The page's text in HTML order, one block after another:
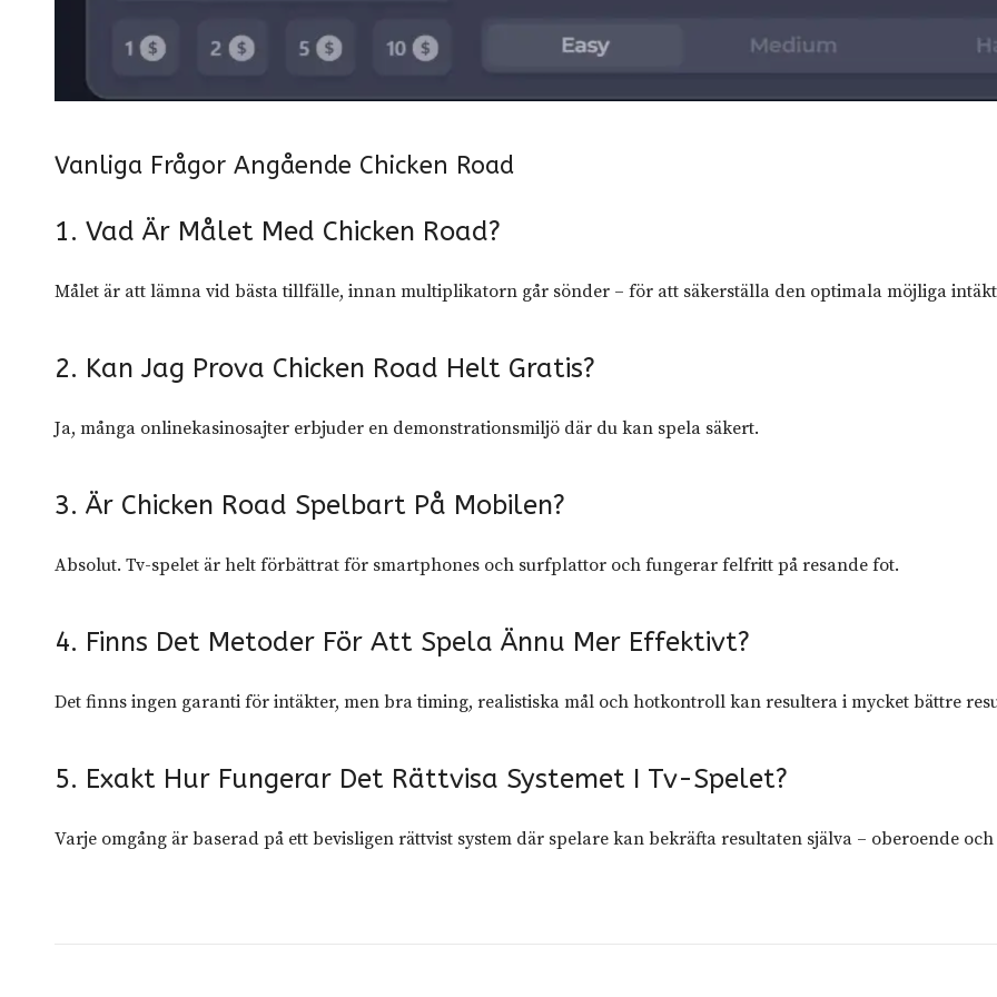
Vanliga Frågor Angående Chicken Road
1. Vad Är Målet Med Chicken Road?
Målet är att lämna vid bästa tillfälle, innan multiplikatorn går sönder – för att säkerställa den optimala möjliga
2. Kan Jag Prova Chicken Road Helt Gratis?
Ja, många onlinekasinosajter erbjuder en demonstrationsmiljö där du kan spela säkert.
3. Är Chicken Road Spelbart På Mobilen?
Absolut. Tv-spelet är helt förbättrat för smartphones och surfplattor och fungerar felfritt på resande fot.
4. Finns Det Metoder För Att Spela Ännu Mer Effektivt?
Det finns ingen garanti för intäkter, men bra timing, realistiska mål och hotkontroll kan resultera i mycket bättre
5. Exakt Hur Fungerar Det Rättvisa Systemet I Tv-Spelet?
Varje omgång är baserad på ett bevisligen rättvist system där spelare kan bekräfta resultaten själva – oberoende